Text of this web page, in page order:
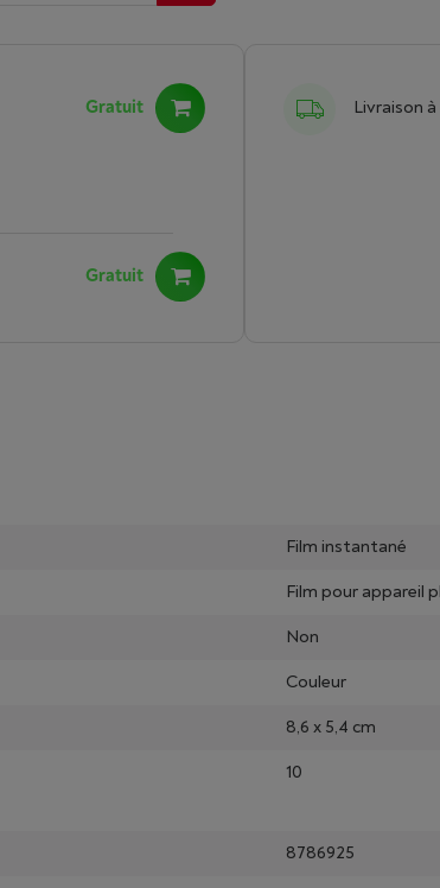
Livraison
Gratuit
Gratuit
Film instantané
Film pour appareil
Non
Couleur
8,6 x 5,4 cm
10
8786925